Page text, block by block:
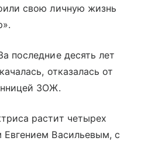
свою личную жизнь
последние десять лет
отказалась от
ЗОЖ.
растит четырех
Васильевым, с